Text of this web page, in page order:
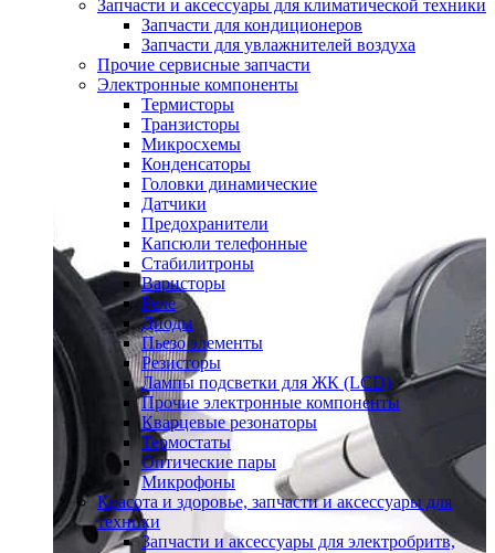
Запчасти и аксессуары для климатической техники
Запчасти для кондиционеров
Запчасти для увлажнителей воздуха
Прочие сервисные запчасти
Электронные компоненты
Термисторы
Транзисторы
Микросхемы
Конденсаторы
Головки динамические
Датчики
Предохранители
Капсюли телефонные
Стабилитроны
Варисторы
Реле
Диоды
Пьезо элементы
Резисторы
Лампы подсветки для ЖК (LCD)
Прочие электронные компоненты
Кварцевые резонаторы
Термостаты
Оптические пары
Микрофоны
Красота и здоровье, запчасти и аксессуары для
техники
Запчасти и аксессуары для электробритв,